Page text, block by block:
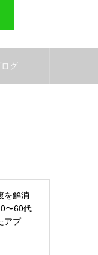
ログ
を解消
〜60代
プロ